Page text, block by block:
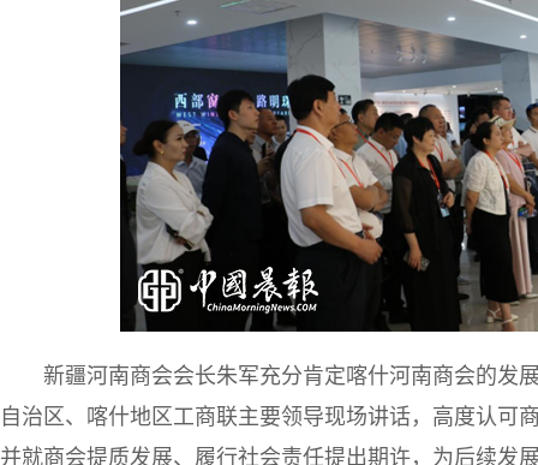
新疆河南商会会长朱军充分肯定喀什河南商会的发
自治区、喀什地区工商联主要领导现场讲话，高度认可
并就商会提质发展、履行社会责任提出期许，为后续发